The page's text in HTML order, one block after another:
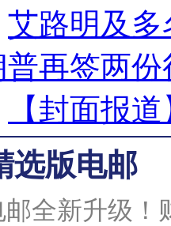
艾路明及
普再签两
【封面报
选版电邮
全新升级